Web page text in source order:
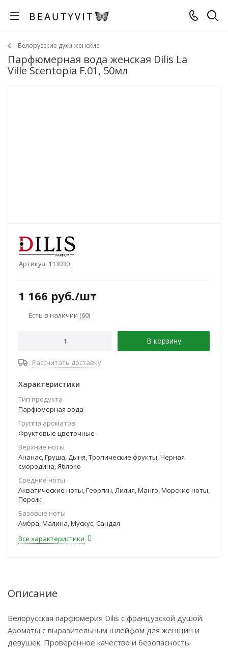
Белорусские духи женские
Парфюмерная вода женская Dilis La
Ville Scentopia F.01, 50мл
Артикул: 113030
1 166 руб./шт
Есть в наличии (60)
В корзину
Рассчитать доставку
Характеристики
Тип продукта
Парфюмерная вода
Группа ароматов
Фруктовые цветочные
Верхние ноты
Ананас, Груша, Дыня, Тропические фрукты, Черная
смородина, Яблоко
Средние ноты
Акватические ноты, Георгин, Лилия, Манго, Морские ноты,
Персик
Базовые ноты
Амбра, Малина, Мускус, Сандал
Все характеристики
Описание
Белорусская парфюмерия Dilis с французской душой.
Ароматы с выразительным шлейфом для женщин и
девушек. Проверенное качество и безопасность.